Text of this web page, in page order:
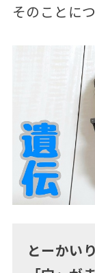
そのことに
とーかい